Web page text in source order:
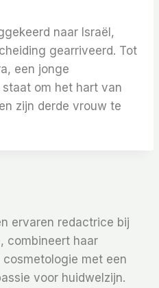
naar Israël,
gearriveerd. Tot
een jonge
om het hart van
zijn derde vrouw te
ervaren redactrice bij
combineert haar
cosmetologie met een
voor huidwelzijn.